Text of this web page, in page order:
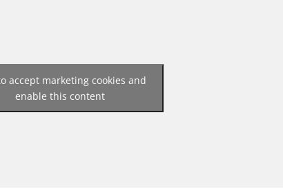
accept marketing cookies and
enable this content